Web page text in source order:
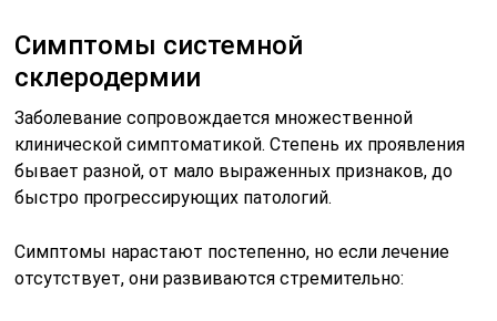
Симптомы системной
склеродермии
Заболевание сопровождается множественной
клинической симптоматикой. Степень их проявления
бывает разной, от мало выраженных признаков, до
быстро прогрессирующих патологий.
Симптомы нарастают постепенно, но если лечение
отсутствует, они развиваются стремительно: